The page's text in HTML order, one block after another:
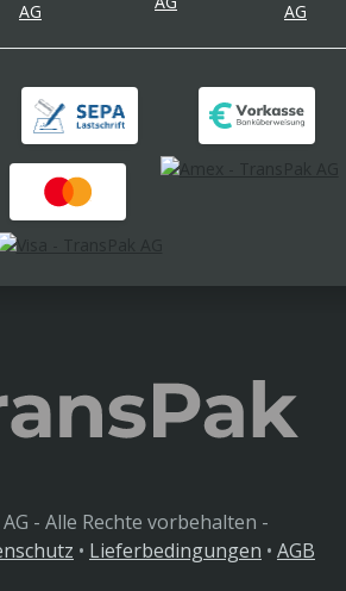
- Alle Rechte vorbehalten -
• Lieferbedingungen • AGB